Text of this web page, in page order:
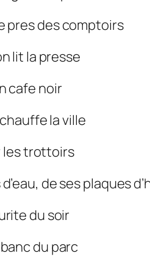
pres des comptoirs
lit la presse
cafe noir
la ville
les trottoirs
de ses plaques
du soir
du parc